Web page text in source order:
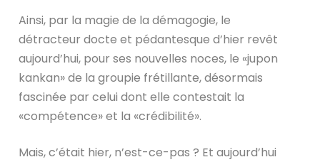
Ainsi, par la magie de la démagogie, le
détracteur docte et pédantesque d’hier revêt
aujourd’hui, pour ses nouvelles noces, le «jupon
kankan» de la groupie frétillante, désormais
fascinée par celui dont elle contestait la
«compétence» et la «crédibilité».
Mais, c’était hier, n’est-ce-pas ? Et aujourd’hui